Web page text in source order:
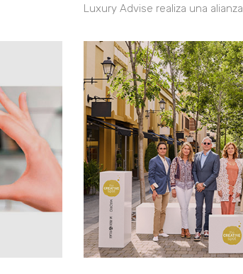
Luxury Advise realiza una alianza